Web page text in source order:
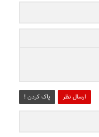
ارسال نظر پاک کردن !